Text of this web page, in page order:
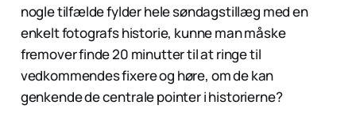
nogle tilfælde fylder hele søndagstillæg med en
enkelt fotografs historie, kunne man måske
fremover finde 20 minutter til at ringe til
vedkommendes fixere og høre, om de kan
genkende de centrale pointer i historierne?